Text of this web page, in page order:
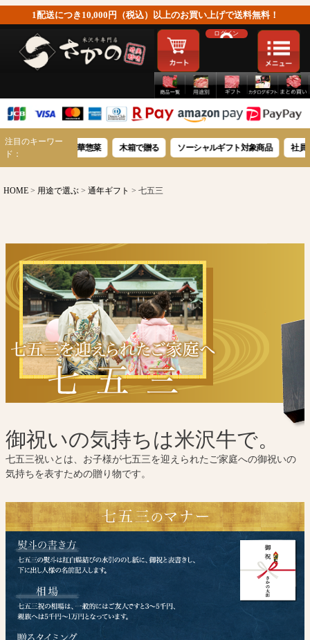
1配送につき10,000円（税込）以上のお買い上げで送料無料！
ログイン
注目のキーワー
ド：
米沢牛豪華惣菜 木箱で贈る ソーシャルギフト対象商品 社員への感謝を
HOME 用途で選ぶ 通年ギフト 七五三
御祝いの気持ちは米沢牛で。
七五三祝いとは、お子様が七五三を迎えられたご家庭への御祝いの
気持ちを表すための贈り物です。